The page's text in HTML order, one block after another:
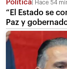
Política Hace 54
“El Estado se
Paz y